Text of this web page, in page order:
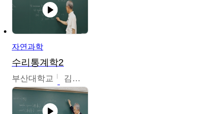
자연과학
수리통계학2
부산대학교 김충락